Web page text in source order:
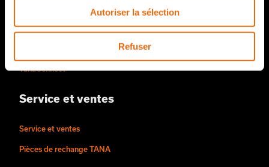
Autoriser la sélection
Refuser
Compacteur de décharges TANA
Broyeurs de déchets TANA
TanaConnect®
Service et ventes
Service et ventes
Pièces de rechange TANA